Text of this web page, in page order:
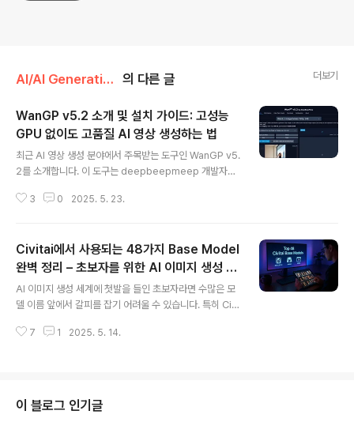
AI/AI Generative Media 의 다른 글 더보기
WanGP v5.2 소개 및 설치 가이드: 고성능
GPU 없이도 고품질 AI 영상 생성하는 법
최근 AI 영상 생성 분야에서 주목받는 도구인 WanGP v5.
2를 소개합니다. 이 도구는 deepbeepmeep 개발자가
이도 고품질의 영상을 생성할 수 있도록 설계되었습니다.
디오 생성 모델들을 통합하여, 사용자들이 간편하게 영상
생성 작업을 수행할 수 있도록 지원합니다. 주요 특징은 다
음과 같습니다:다양한 모델 지원: Wan2.1, Hunyuan Vid
eo, LTX Video 등 여러 모델을 통합하여 지원합니다.낮
은 VRAM 요구사항: 일부 모델은 6GB VRAM으로도 실
행 가능하며, 고성능 GPU 없이도 영상 생성이 가능..
3 0 2025. 5. 23.
Civitai에서 사용되는 48가지 Base Model
완벽 정리 – 초보자를 위한 AI 이미지 생성 모
델 가이드
AI 이미지 생성 세계에 첫발을 들인 초보자라면 수많은 모
델 이름 앞에서 갈피를 잡기 어려울 수 있습니다. 특히 Civi
odel들이 존재하는데요, 이 글에서는 Civitai에 등록된 4
Aura Flow특징: 플로우 기반 텍스트-이미지 생성. 세련된
구성과 일러스트 느낌이 강함.장점: 직관적인 프롬프트 반
7 1 2025. 5. 14.
이 블로그 인기글